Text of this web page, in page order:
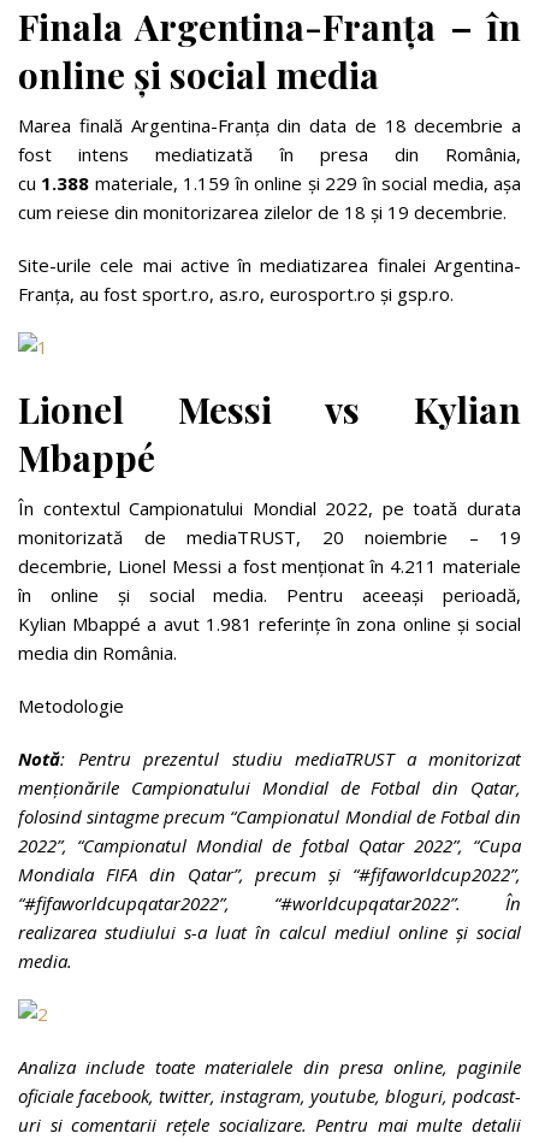
Finala Argentina-Franța – în
online și social media
Marea finală Argentina-Franța din data de 18 decembrie a
fost intens mediatizată în presa din România,
cu 1.388 materiale, 1.159 în online și 229 în social media, așa
cum reiese din monitorizarea zilelor de 18 și 19 decembrie.
Site-urile cele mai active în mediatizarea finalei Argentina-
Franța, au fost sport.ro, as.ro, eurosport.ro și gsp.ro.
Lionel Messi vs Kylian
Mbappé
În contextul Campionatului Mondial 2022, pe toată durata
monitorizată de mediaTRUST, 20 noiembrie – 19
decembrie, Lionel Messi a fost menționat în 4.211 materiale
în online și social media. Pentru aceeași perioadă,
Kylian Mbappé a avut 1.981 referințe în zona online și social
media din România.
Metodologie
Notă: Pentru prezentul studiu mediaTRUST a monitorizat
menționările Campionatului Mondial de Fotbal din Qatar,
folosind sintagme precum “Campionatul Mondial de Fotbal din
2022”, “Campionatul Mondial de fotbal Qatar 2022”, “Cupa
Mondiala FIFA din Qatar”, precum și “#fifaworldcup2022”,
“#fifaworldcupqatar2022”, “#worldcupqatar2022”. În
realizarea studiului s-a luat în calcul mediul online și social
media.
Analiza include toate materialele din presa online, paginile
oficiale facebook, twitter, instagram, youtube, bloguri, podcast-
uri si comentarii rețele socializare. Pentru mai multe detalii